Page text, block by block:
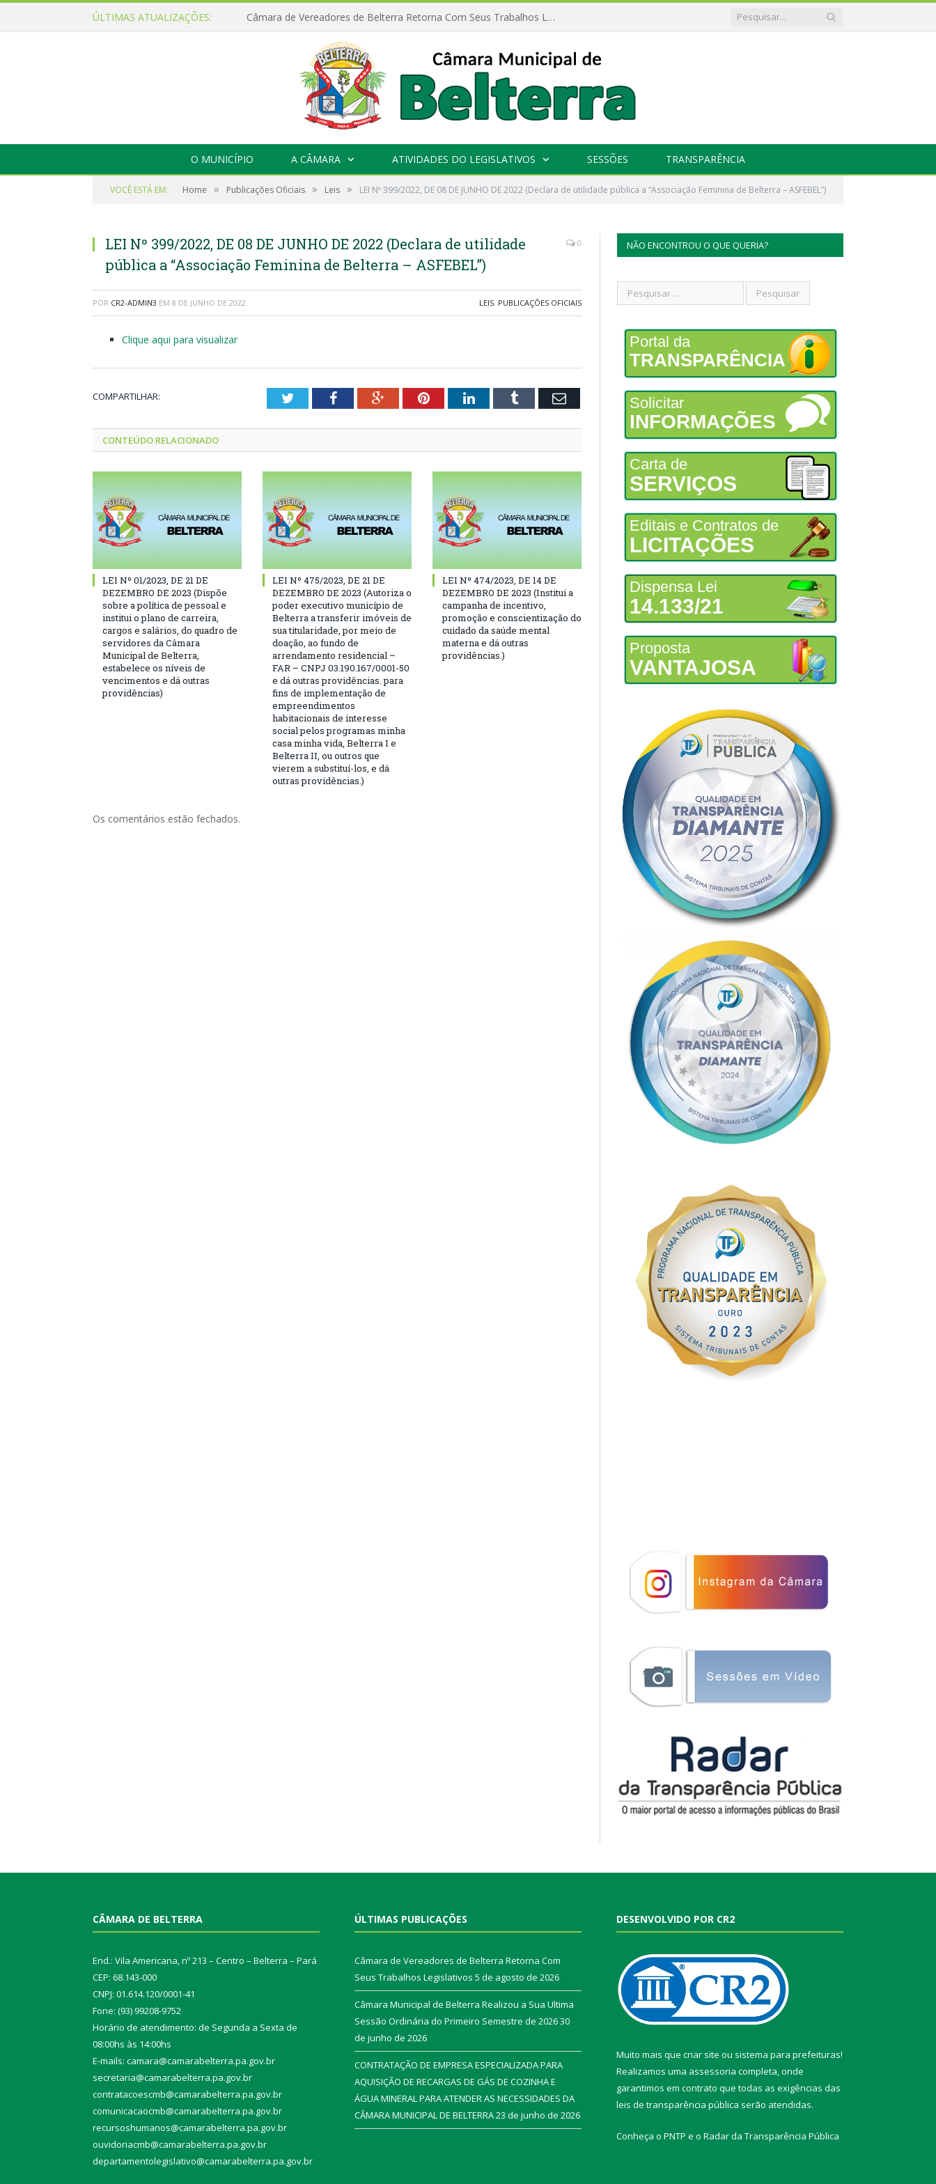
ÚLTIMAS ATUALIZAÇÕES: Câmara de Vereadores de Belterra Retorna Com Seus Trabalhos Legislativos
O MUNICÍPIO A CÂMARA ATIVIDADES DO LEGISLATIVOS SESSÕES TRANSPARÊNCIA
VOCÊ ESTÁ EM: Home » Publicações Oficiais » Leis » LEI Nº 399/2022, DE 08 DE JUNHO DE 2022 (Declara de utilidade pública a “Associação Feminina de Belterra – ASFEBEL”)
LEI Nº 399/2022, DE 08 DE JUNHO DE 2022 (Declara de utilidade
pública a “Associação Feminina de Belterra – ASFEBEL”)
0
POR CR2-ADMIN3 EM 8 DE JUNHO DE 2022 LEIS, PUBLICAÇÕES OFICIAIS
Clique aqui para visualizar
COMPARTILHAR: TwitterFacebookGoogle+PinterestLinkedInTumblr Email
CONTEÚDO RELACIONADO
LEI Nº 01/2023, DE 21 DE
DEZEMBRO DE 2023 (Dispõe
sobre a política de pessoal e
institui o plano de carreira,
cargos e salários, do quadro de
servidores da Câmara
Municipal de Belterra,
estabelece os níveis de
vencimentos e dá outras
providências)
LEI Nº 475/2023, DE 21 DE
DEZEMBRO DE 2023 (Autoriza o
poder executivo município de
Belterra a transferir imóveis de
sua titularidade, por meio de
doação, ao fundo de
arrendamento residencial –
FAR – CNPJ 03.190.167/0001-50
e dá outras providências. para
fins de implementação de
empreendimentos
habitacionais de interesse
social pelos programas minha
casa minha vida, Belterra I e
Belterra II, ou outros que
vierem a substituí-los, e dá
outras providências.)
LEI Nº 474/2023, DE 14 DE
DEZEMBRO DE 2023 (Institui a
campanha de incentivo,
promoção e conscientização do
cuidado da saúde mental
materna e dá outras
providências.)
Os comentários estão fechados.
NÃO ENCONTROU O QUE QUERIA?
Portal da
TRANSPARÊNCIA
Solicitar
INFORMAÇÕES
Carta de
SERVIÇOS
Editais e Contratos de
LICITAÇÕES
Dispensa Lei
14.133/21
Proposta
VANTAJOSA
CÂMARA DE BELTERRA
End.: Vila Americana, nº 213 – Centro – Belterra – Pará
CEP: 68.143-000
CNPJ: 01.614.120/0001-41
Fone: (93) 99208-9752
Horário de atendimento: de Segunda a Sexta de
08:00hs às 14:00hs
E-mails: camara@camarabelterra.pa.gov.br
secretaria@camarabelterra.pa.gov.br
contratacoescmb@camarabelterra.pa.gov.br
comunicacaocmb@camarabelterra.pa.gov.br
recursoshumanos@camarabelterra.pa.gov.br
ouvidoriacmb@camarabelterra.pa.gov.br
departamentolegislativo@camarabelterra.pa.gov.br
ÚLTIMAS PUBLICAÇÕES
Câmara de Vereadores de Belterra Retorna Com
Seus Trabalhos Legislativos 5 de agosto de 2026
Câmara Municipal de Belterra Realizou a Sua Ultima
Sessão Ordinária do Primeiro Semestre de 202630
de junho de 2026
CONTRATAÇÃO DE EMPRESA ESPECIALIZADA PARA
AQUISIÇÃO DE RECARGAS DE GÁS DE COZINHA E
ÁGUA MINERAL PARA ATENDER AS NECESSIDADES DA
CÂMARA MUNICIPAL DE BELTERRA23 de junho de 2026
DESENVOLVIDO POR CR2
Muito mais que criar site ou sistema para prefeituras!
Realizamos uma assessoria completa, onde
garantimos em contrato que todas as exigências das
leis de transparência pública serão atendidas.
Conheça o PNTP e o Radar da Transparência Pública